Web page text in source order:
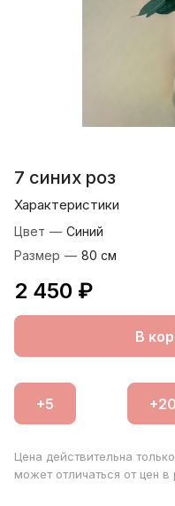
7 синих роз
Характеристики
Цвет — Синий
Размер — 80 см
2 450 ₽
В
Цена действительна
может отличаться от цен